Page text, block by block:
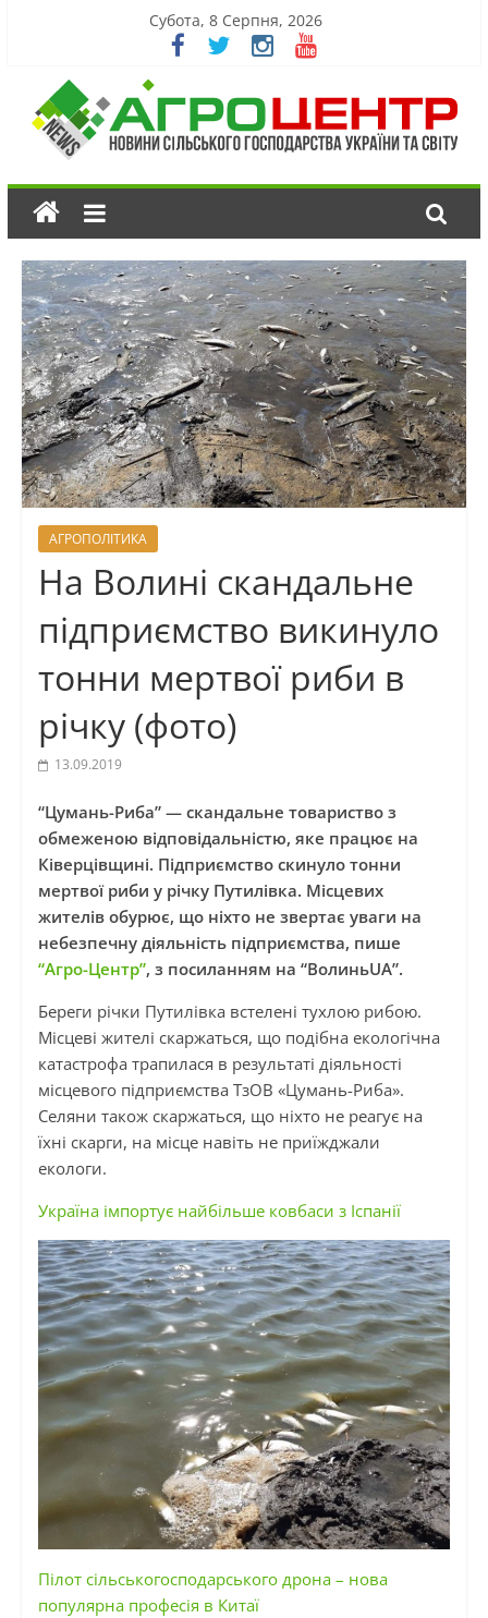
Субота, 8 Серпня, 2026
АГРОПОЛІТИКА
На Волині скандальне
підприємство викинуло
тонни мертвої риби в
річку (фото)
13.09.2019
“Цумань-Риба” — скандальне товариство з
обмеженою відповідальністю, яке працює на
Ківерцівщині. Підприємство скинуло тонни
мертвої риби у річку Путилівка. Місцевих
жителів обурює, що ніхто не звертає уваги на
небезпечну діяльність підприємства, пише
“Агро-Центр”, з посиланням на “ВолиньUA”.
Береги річки Путилівка встелені тухлою рибою.
Місцеві жителі скаржаться, що подібна екологічна
катастрофа трапилася в результаті діяльності
місцевого підприємства ТзОВ «Цумань-Риба».
Селяни також скаржаться, що ніхто не реагує на
їхні скарги, на місце навіть не приїжджали
екологи.
Україна імпортує найбільше ковбаси з Іспанії
Пілот сільськогосподарського дрона – нова
популярна професія в Китаї